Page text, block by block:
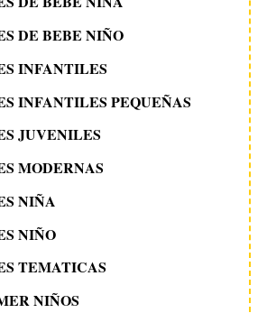
DE BEBE NIÑO
INFANTILES
INFANTILES PEQUEÑAS
JUVENILES
MODERNAS
NIÑA
NIÑO
TEMATICAS
NIÑOS